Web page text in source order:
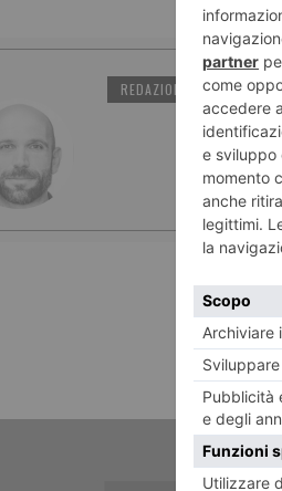
REDAZIONE IL TORINESE